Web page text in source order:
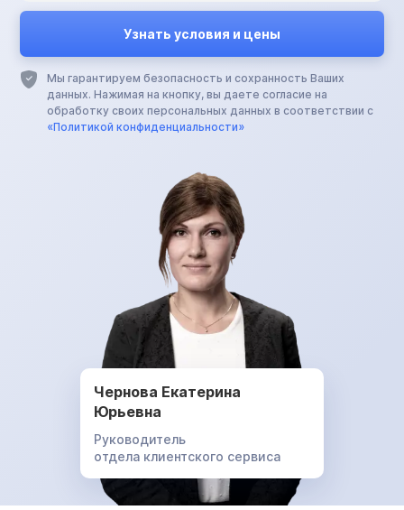
Мы гарантируем безопасность и сохранность Ваших
данных. Нажимая на кнопку, вы даете согласие на
обработку своих персональных данных в соответствии с
«Политикой конфиденциальности»
Чернова Екатерина
Юрьевна
Руководитель
отдела клиентского сервиса